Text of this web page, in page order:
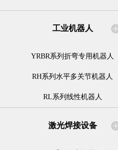
工业机器人
YRBR系列折弯专用机器人
RH系列水平多关节机器人
RL系列线性机器人
激光焊接设备